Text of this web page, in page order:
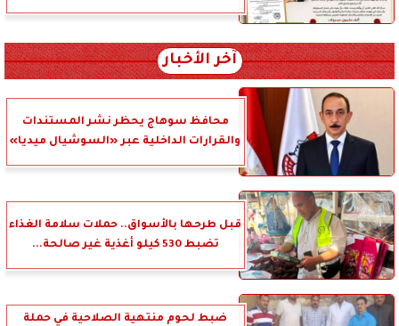
آخر الأخبار
محافظ سوهاج يحظر نشر المستندات
والقرارات الداخلية عبر «السوشيال ميديا»
قبل طرحها بالأسواق.. حملات سلامة الغذاء
تضبط 530 كيلو أغذية غير صالحة...
ضبط لحوم منتهية الصلاحية في حملة